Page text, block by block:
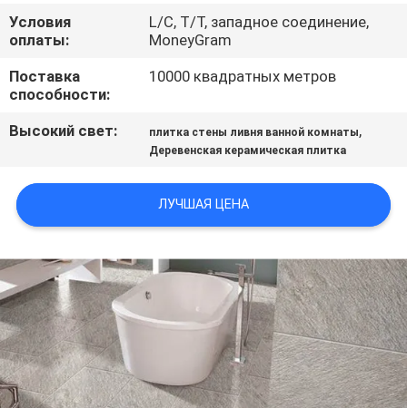
ЗАПРОСИТЕ
ЦИТАТУ
КАРТА
САЙТА
ПОЛИТИКА
КОНФИДЕНЦИАЛЬНОСТИ
Условия
оплаты:
L/C, T/T, западное соединение,
MoneyGram
Поставка
способности:
10000 квадратных метров
Высокий свет: плитка стены ливня ванной комнаты,
Деревенская керамическая плитка
ЛУЧШАЯ ЦЕНА